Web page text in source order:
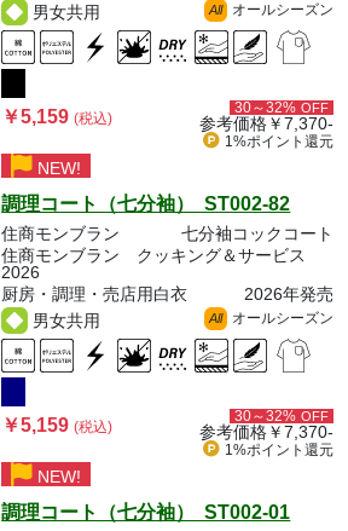
男女共用
All オールシーズン
￥5,159(税込)
30～32% OFF
参考価格￥7,370-
1%ポイント 還元
NEW!
調理コート（七分袖） ST002-82
住商モンブラン
七分袖コックコート
住商モンブラン クッキング＆サービス
2026
厨房・調理・売店用白衣
2026年発売
男女共用
All オールシーズン
￥5,159(税込)
30～32% OFF
参考価格￥7,370-
1%ポイント 還元
NEW!
調理コート（七分袖） ST002-01